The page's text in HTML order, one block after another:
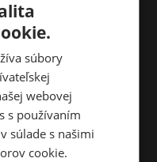
súbory
webovej
s používaním
súlade s našimi
cookie.